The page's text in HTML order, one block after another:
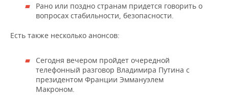
Рано или поздно странам придется говорить о
вопросах стабильности, безопасности.
Есть также несколько анонсов:
Сегодня вечером пройдет очередной
телефонный разговор Владимира Путина с
президентом Франции Эммануэлем
Макроном.